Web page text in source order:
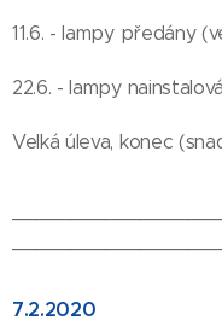
11.6. - lampy předány
22.6. - lampy
Velká úleva, konec
7.2.2020